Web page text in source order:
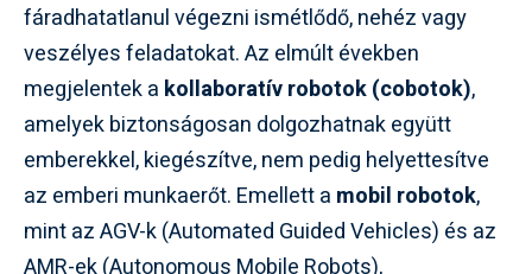
fáradhatatlanul végezni ismétlődő, nehéz vagy
veszélyes feladatokat. Az elmúlt években
megjelentek a kollaboratív robotok (cobotok),
amelyek biztonságosan dolgozhatnak együtt
emberekkel, kiegészítve, nem pedig helyettesítve
az emberi munkaerőt. Emellett a mobil robotok,
mint az AGV-k (Automated Guided Vehicles) és az
AMR-ek (Autonomous Mobile Robots),